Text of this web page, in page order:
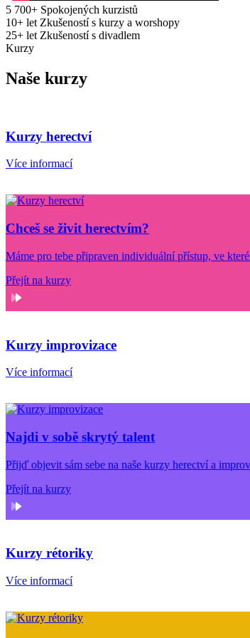
5 700+ Spokojených kurzistů
10+ let Zkušeností s kurzy a worshopy
25+ let Zkušeností s divadlem
Kurzy
Naše kurzy
Kurzy herectví
Více informací
Chceš se živit herectvím?
Máme pro tebe připraven individuální přístup, ve
Přejít na kurzy
Kurzy improvizace
Více informací
Najdi v sobě skrytý talent
Přijď objevit sám sebe na naše kurzy herectví a
Přejít na kurzy
Kurzy rétoriky
Více informací